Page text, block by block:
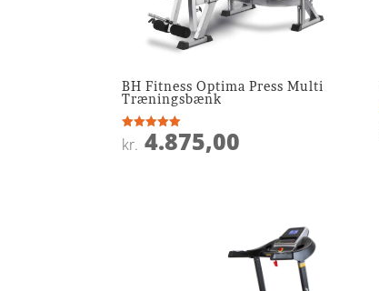
BH Fitness Optima Press Multi
Træningsbænk
Vurderet
5
kr. 4.875,00